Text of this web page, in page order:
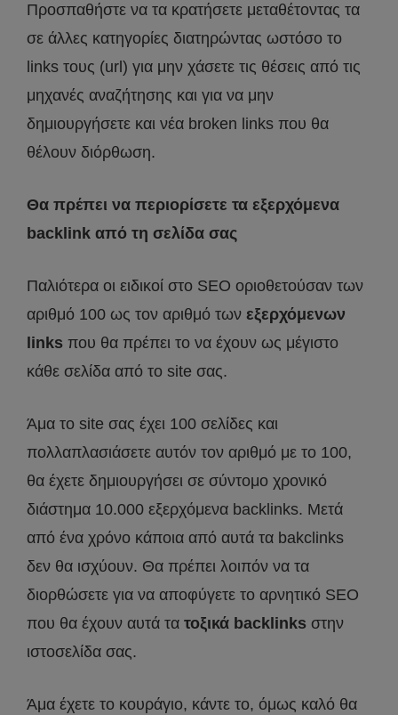
Προσπαθήστε να τα κρατήσετε μεταθέτοντας τα
σε άλλες κατηγορίες διατηρώντας ωστόσο το
links τους (url) για μην χάσετε τις θέσεις από τις
μηχανές αναζήτησης και για να μην
δημιουργήσετε και νέα broken links που θα
θέλουν διόρθωση.
Θα πρέπει να περιορίσετε τα εξερχόμενα
backlink από τη σελίδα σας
Παλιότερα οι ειδικοί στο SEO οριοθετούσαν των
αριθμό 100 ως τον αριθμό των εξερχόμενων
links που θα πρέπει το να έχουν ως μέγιστο
κάθε σελίδα από το site σας.
Άμα το site σας έχει 100 σελίδες και
πολλαπλασιάσετε αυτόν τον αριθμό με το 100,
θα έχετε δημιουργήσει σε σύντομο χρονικό
διάστημα 10.000 εξερχόμενα backlinks. Μετά
από ένα χρόνο κάποια από αυτά τα bakclinks
δεν θα ισχύουν. Θα πρέπει λοιπόν να τα
διορθώσετε για να αποφύγετε το αρνητικό SEO
που θα έχουν αυτά τα τοξικά backlinks στην
ιστοσελίδα σας.
Άμα έχετε το κουράγιο, κάντε το, όμως καλό θα